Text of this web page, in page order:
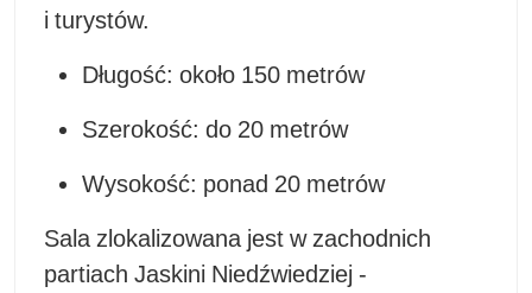
i turystów.
Długość: około 150 metrów
Szerokość: do 20 metrów
Wysokość: ponad 20 metrów
Sala zlokalizowana jest w zachodnich
partiach Jaskini Niedźwiedziej -